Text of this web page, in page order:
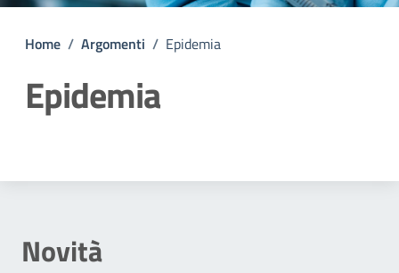
Home / Argomenti / Epidemia
Epidemia
Novità